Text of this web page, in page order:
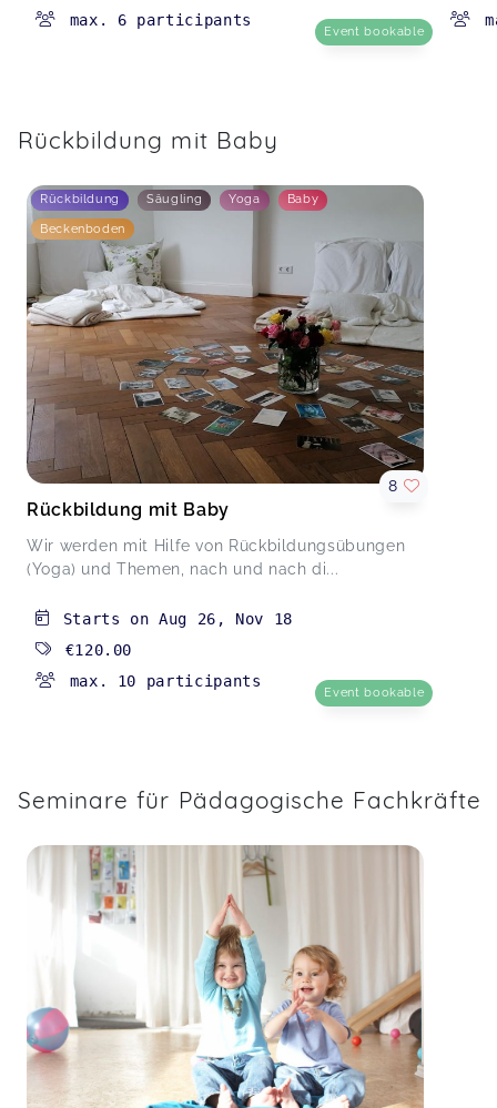
max. 6 participants
Event bookable
Rückbildung mit Baby
Rückbildung Säugling Yoga Baby
Beckenboden
Rückbildung mit Baby
Wir werden mit Hilfe von Rückbildungsübungen
(Yoga) und Themen, nach und nach di...
8
Starts onAug 26 , Nov 18
€120.00
max. 10 participants
Event bookable
Seminare für Pädagogische Fachkräfte